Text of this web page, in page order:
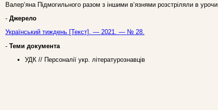
Валер‘яна Підмогильного разом з іншими в‘язнями розстріляли в
- Джерело
Український тиждень [Текст]. — 2021. — № 28.
- Теми документа
УДК // Персоналії укр. літературознавців